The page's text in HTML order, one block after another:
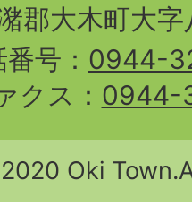
郡大木町大
号： 0944-
クス： 0944-
Oki